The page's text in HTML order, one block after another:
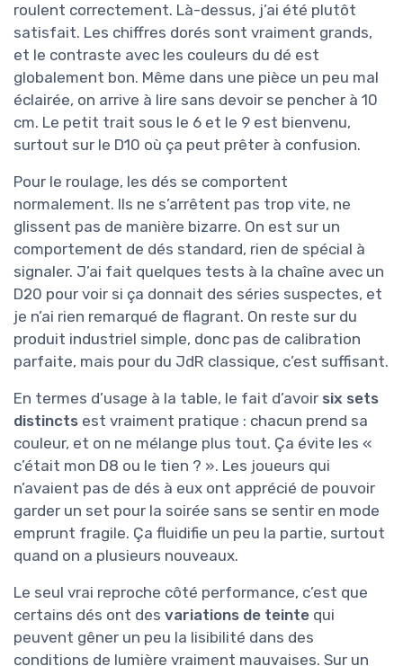
roulent correctement. Là-dessus, j’ai été plutôt
satisfait. Les chiffres dorés sont vraiment grands,
et le contraste avec les couleurs du dé est
globalement bon. Même dans une pièce un peu mal
éclairée, on arrive à lire sans devoir se pencher à 10
cm. Le petit trait sous le 6 et le 9 est bienvenu,
surtout sur le D10 où ça peut prêter à confusion.
Pour le roulage, les dés se comportent
normalement. Ils ne s’arrêtent pas trop vite, ne
glissent pas de manière bizarre. On est sur un
comportement de dés standard, rien de spécial à
signaler. J’ai fait quelques tests à la chaîne avec un
D20 pour voir si ça donnait des séries suspectes, et
je n’ai rien remarqué de flagrant. On reste sur du
produit industriel simple, donc pas de calibration
parfaite, mais pour du JdR classique, c’est suffisant.
En termes d’usage à la table, le fait d’avoir six sets
distincts est vraiment pratique : chacun prend sa
couleur, et on ne mélange plus tout. Ça évite les «
c’était mon D8 ou le tien ? ». Les joueurs qui
n’avaient pas de dés à eux ont apprécié de pouvoir
garder un set pour la soirée sans se sentir en mode
emprunt fragile. Ça fluidifie un peu la partie, surtout
quand on a plusieurs nouveaux.
Le seul vrai reproche côté performance, c’est que
certains dés ont des variations de teinte qui
peuvent gêner un peu la lisibilité dans des
conditions de lumière vraiment mauvaises. Sur un